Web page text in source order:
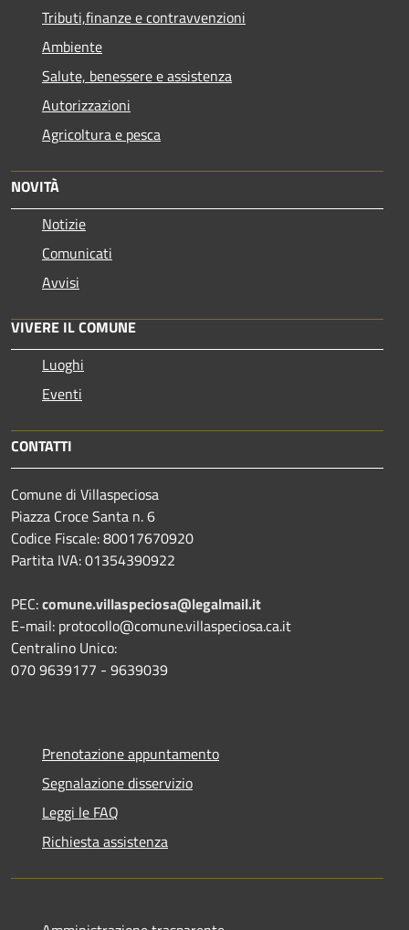
Tributi,finanze e contravvenzioni
Ambiente
Salute, benessere e assistenza
Autorizzazioni
Agricoltura e pesca
NOVITÀ
Notizie
Comunicati
Avvisi
VIVERE IL COMUNE
Luoghi
Eventi
CONTATTI
Comune di Villaspeciosa
Piazza Croce Santa n. 6
Codice Fiscale: 80017670920
Partita IVA: 01354390922
PEC:comune.villaspeciosa@legalmail.it
E-mail: protocollo@comune.villaspeciosa.ca.it
Centralino Unico:
070 9639177 - 9639039
Prenotazione appuntamento
Segnalazione disservizio
Leggi le FAQ
Richiesta assistenza